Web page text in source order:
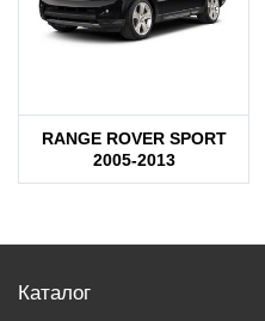
RANGE ROVER SPORT
2005-2013
Каталог